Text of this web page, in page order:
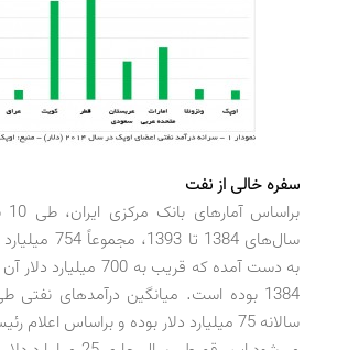
سفره خالی از نفت
‌سال‌های 1384 تا
سالانه 75 میلیارد دلار بوده و براساس